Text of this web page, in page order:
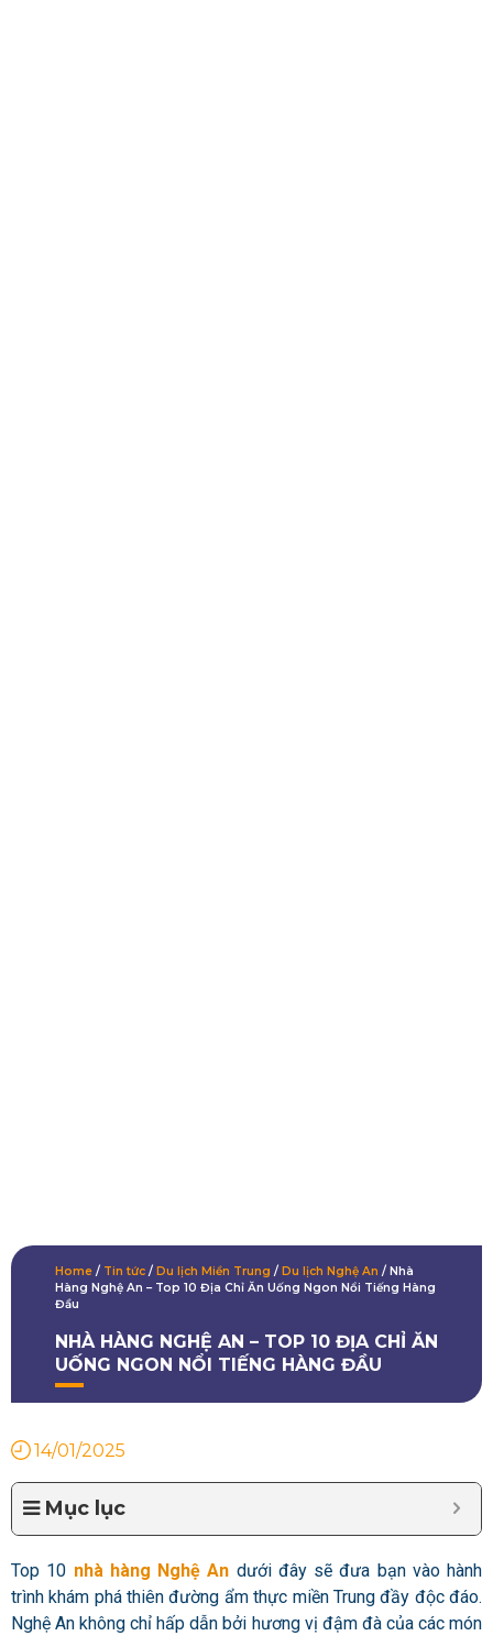
Home / Tin tức / Du lịch Miền Trung / Du lịch Nghệ An / Nhà
Hàng Nghệ An – Top 10 Địa Chỉ Ăn Uống Ngon Nổi Tiếng Hàng
Đầu
NHÀ HÀNG NGHỆ AN – TOP 10 ĐỊA CHỈ ĂN
UỐNG NGON NỔI TIẾNG HÀNG ĐẦU
14/01/2025
Mục lục
Top 10 nhà hàng Nghệ An dưới đây sẽ đưa bạn vào hành
trình khám phá thiên đường ẩm thực miền Trung đầy độc đáo.
Nghệ An không chỉ hấp dẫn bởi hương vị đậm đà của các món